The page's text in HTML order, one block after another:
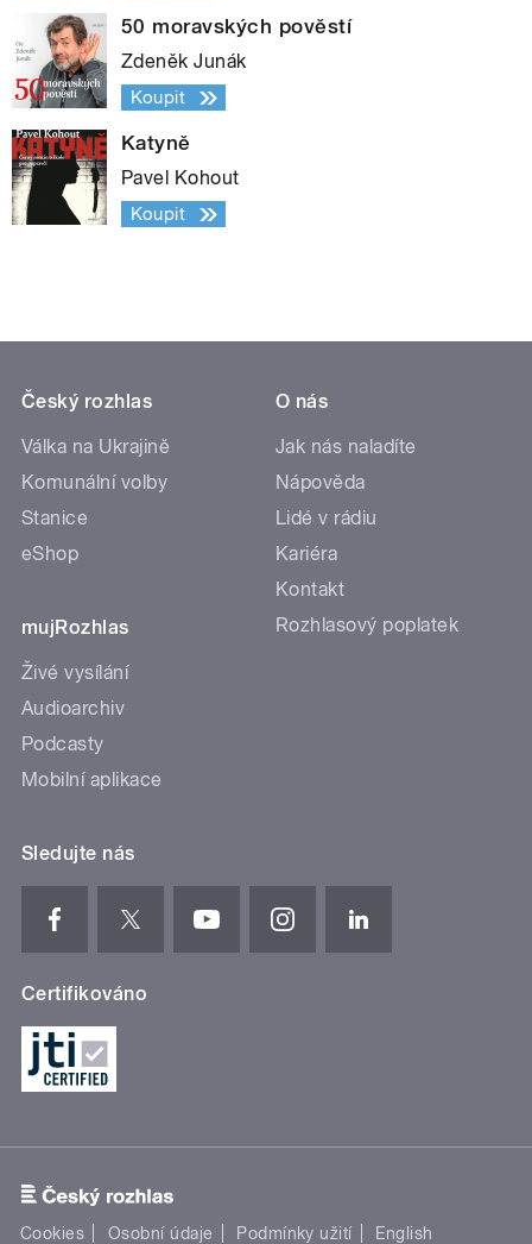
50 moravských pověstí
Zdeněk Junák
Koupit
Katyně
Pavel Kohout
Koupit
Český rozhlas
Válka na Ukrajině
Komunální volby
Stanice
eShop
mujRozhlas
Živé vysílání
Audioarchiv
Podcasty
Mobilní aplikace
O nás
Jak nás naladíte
Nápověda
Lidé v rádiu
Kariéra
Kontakt
Rozhlasový poplatek
Sledujte nás
Certifikováno
Cookies Osobní údaje Podmínky užití English